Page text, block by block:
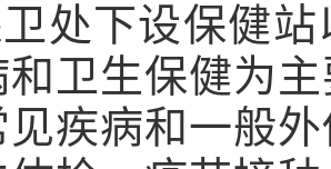
处下设保健
卫生保健为
见疾病和一般